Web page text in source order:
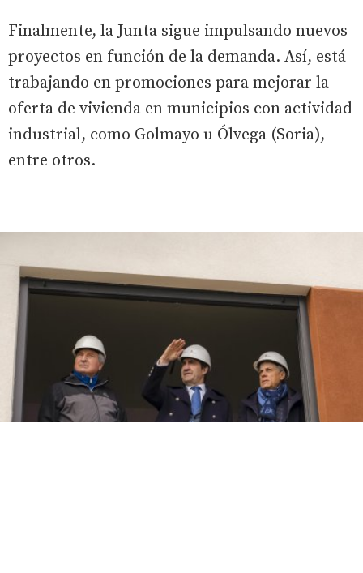
Finalmente, la Junta sigue impulsando nuevos
proyectos en función de la demanda. Así, está
trabajando en promociones para mejorar la
oferta de vivienda en municipios con actividad
industrial, como Golmayo u Ólvega (Soria),
entre otros.